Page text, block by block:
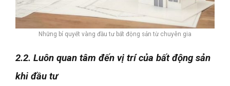
Những bí quyết vàng đầu tư bất động sản từ chuyên gia
2.2. Luôn quan tâm đến vị trí của bất động sản
khi đầu tư